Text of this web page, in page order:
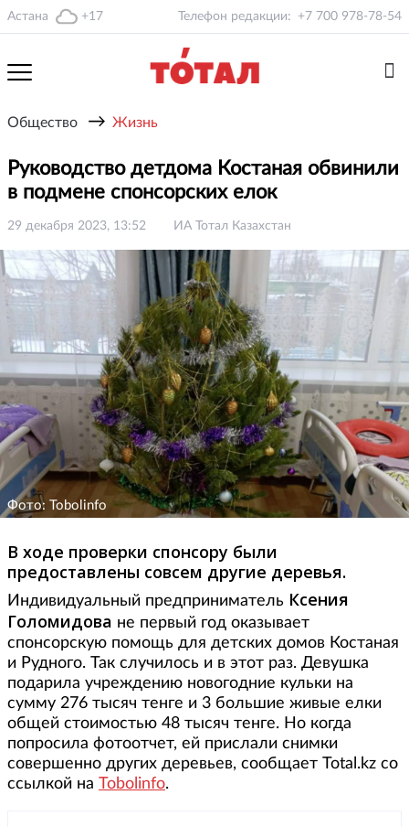
Астана +17 Телефон редакции: +7 700 978-78-54
Общество → Жизнь
Руководство детдома Костаная обвинили
в подмене спонсорских елок
29 декабря 2023, 13:52 ИА Тотал Казахстан
Фото: Tobolinfo
В ходе проверки спонсору были
предоставлены совсем другие деревья.
Индивидуальный предприниматель Ксения
Голомидова не первый год оказывает
спонсорскую помощь для детских домов Костаная
и Рудного. Так случилось и в этот раз. Девушка
подарила учреждению новогодние кульки на
сумму 276 тысяч тенге и 3 большие живые елки
общей стоимостью 48 тысяч тенге. Но когда
попросила фотоотчет, ей прислали снимки
совершенно других деревьев, сообщает Total.kz со
ссылкой на Tobolinfo.